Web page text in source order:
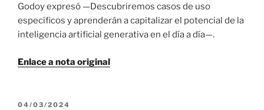
Godoy expresó —Descubriremos casos de uso
específicos y aprenderán a capitalizar el potencial de la
inteligencia artificial generativa en el día a día—.
Enlace a nota original
PUBLICADO
04/03/2024